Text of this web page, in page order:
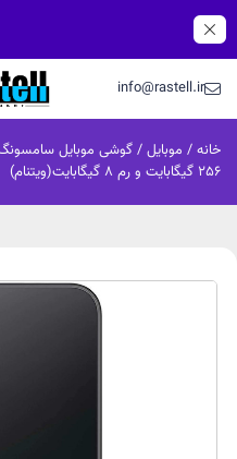
info@rastell.ir
خانه / موبایل
256 گیگابایت و رم 8 گیگابایت(ویتنام)